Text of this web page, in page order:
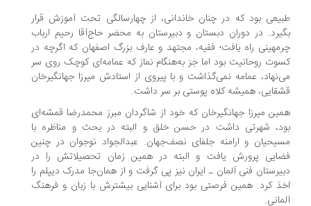
بود که در چنان خاندانی، از چهارسالگی تحت آموزش قرار
در دوران دبستان و دبیرستان به محضر حاج‌آقا رحیم ارباب
راه یافت؛ فقیه، مجتهد و عارف بزرگ اصفهان که اگرچه در
روحانیت بود اما جز به‌هنگام نماز که عمامه‌ای کوچک روی سر
عمامه نمی‌گذاشت و با پیروی از استادش میرزا جهانگیرخان
همیشه کلاه پوستی بر سر داشت.
میرزا جهانگیرخان که خود از شاگردان مبرز محمدرضا قمشه‌ای
شهرتی داشت در حسن خلق و البته در بحث و مناظره با
و ارامنه جلفای نصف‌جهان. عبدالجواد نوجوان در چنین
پرورش یافت و البته در همین زمان تحصیلاتش را در
فنی آلمان ـ ایران نیز پی گرفت و از همان‌جا مدرک دیپلم را
کرد. همین فرصتی بود برای آشنایی‌ بیشترش با زبان و فرهنگ